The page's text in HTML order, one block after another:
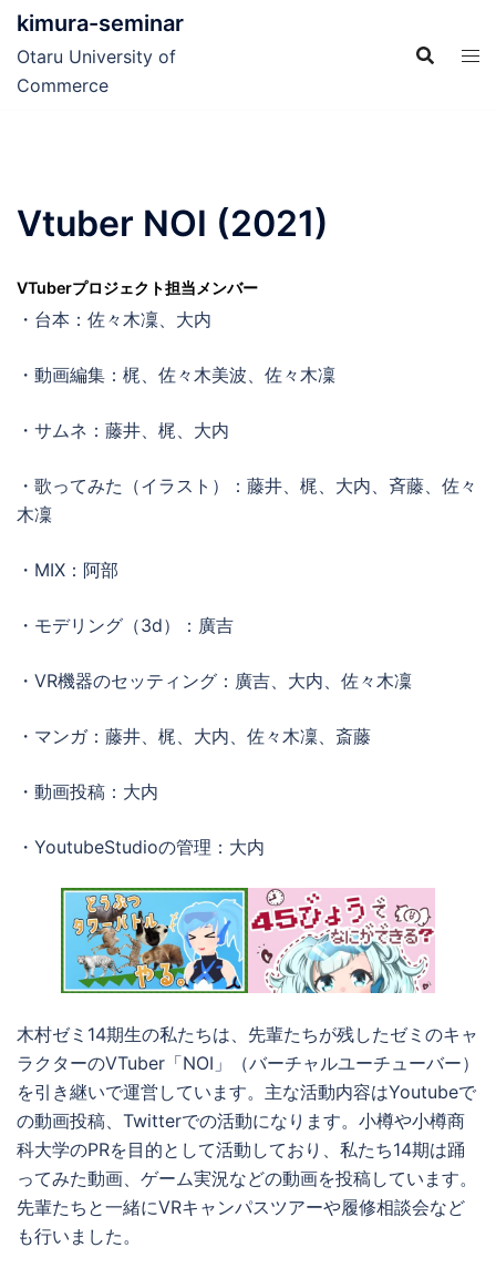
kimura-seminar
Otaru University of
Commerce
Vtuber NOI (2021)
VTuberプロジェクト担当メンバー
・台本：佐々木凜、大内
・動画編集：梶、佐々木美波、佐々木凜
・サムネ：藤井、梶、大内
・歌ってみた（イラスト）：藤井、梶、大内、斉藤、佐々
木凜
・MIX：阿部
・モデリング（3d）：廣吉
・VR機器のセッティング：廣吉、大内、佐々木凜
・マンガ：藤井、梶、大内、佐々木凜、斎藤
・動画投稿：大内
・YoutubeStudioの管理：大内
木村ゼミ14期生の私たちは、先輩たちが残したゼミのキャ
ラクターのVTuber「NOI」（バーチャルユーチューバー）
を引き継いで運営しています。主な活動内容はYoutubeで
の動画投稿、Twitterでの活動になります。小樽や小樽商
科大学のPRを目的として活動しており、私たち14期は踊
ってみた動画、ゲーム実況などの動画を投稿しています。
先輩たちと一緒にVRキャンパスツアーや履修相談会など
も行いました。